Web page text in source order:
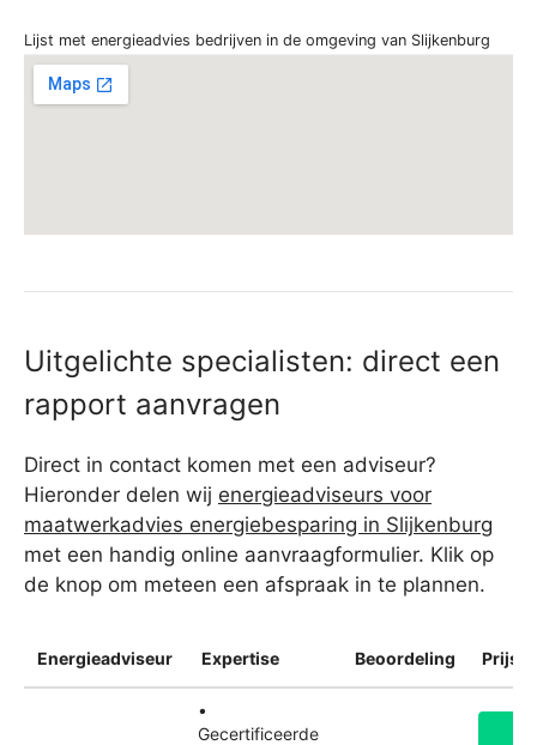
Lijst met energieadvies bedrijven in de omgeving van Slijkenburg
Uitgelichte specialisten: direct een
rapport aanvragen
Direct in contact komen met een adviseur?
Hieronder delen wij energieadviseurs voor
maatwerkadvies energiebesparing in Slijkenburg
met een handig online aanvraagformulier. Klik op
de knop om meteen een afspraak in te plannen.
Energieadviseur Expertise Beoordeling
•
Gecertificeerde